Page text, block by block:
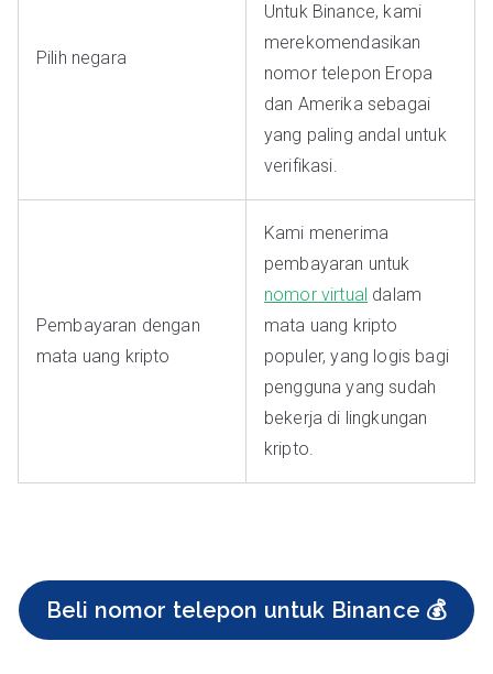
Pilih negara
Untuk Binance, kami
merekomendasikan
nomor telepon Eropa
dan Amerika sebagai
yang paling andal untuk
verifikasi.
Pembayaran dengan
mata uang kripto
Kami menerima
pembayaran untuk
nomor virtual dalam
mata uang kripto
populer, yang logis bagi
pengguna yang sudah
bekerja di lingkungan
kripto.
Beli nomor telepon untuk Binance 💰